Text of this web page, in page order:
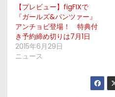
【プレビュー】figFIXで
『ガールズ&パンツァー』
アンチョビ登場！ 特典付
き予約締め切りは7月1日
2015年6月29日
ニュース